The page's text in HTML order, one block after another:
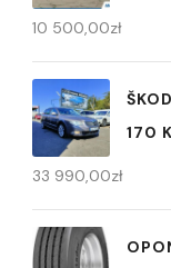
10 500,00zł
170
33 990,00zł